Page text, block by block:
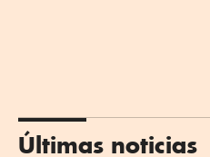
Últimas noticias